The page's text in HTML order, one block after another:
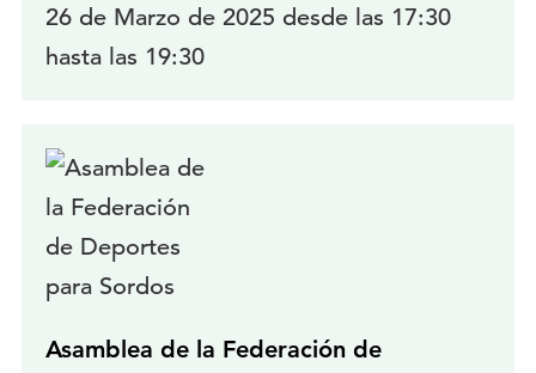
26 de Marzo de 2025 desde las 17:30
hasta las 19:30
Asamblea de la Federación de